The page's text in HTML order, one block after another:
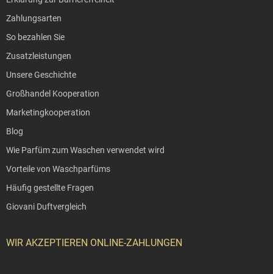
Zahlungsarten
So bezahlen Sie
Zusatzleistungen
Unsere Geschichte
Großhandel Kooperation
Marketingkooperation
Blog
Wie Parfüm zum Waschen verwendet wird
Vorteile von Waschparfüms
Häufig gestellte Fragen
Giovani Duftvergleich
WIR AKZEPTIEREN ONLINE-ZAHLUNGEN